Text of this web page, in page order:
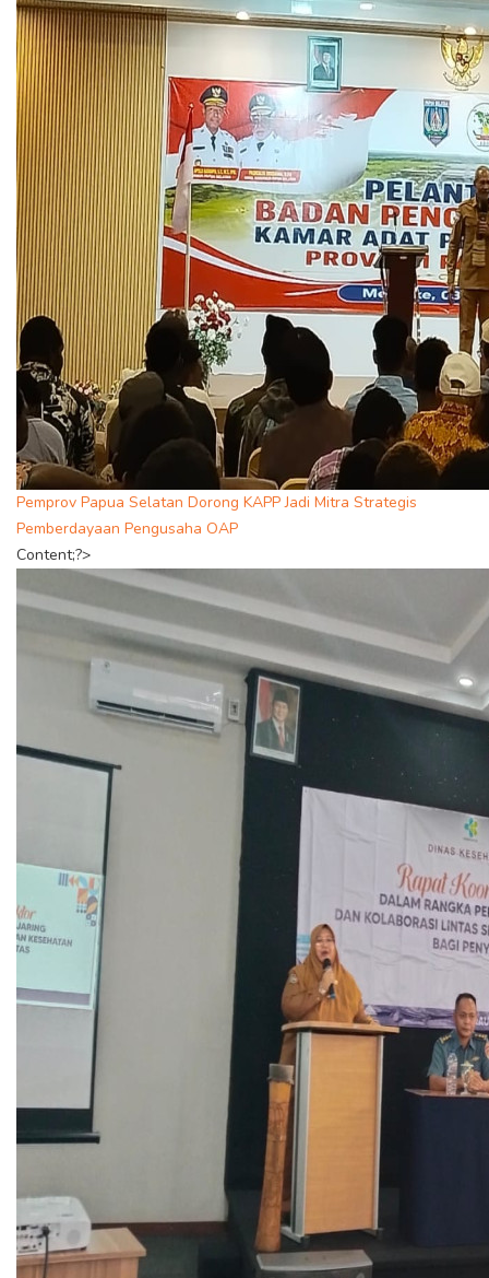
Pemprov Papua Selatan Dorong KAPP Jadi Mitra Strategis
Pemberdayaan Pengusaha OAP
Content;?>